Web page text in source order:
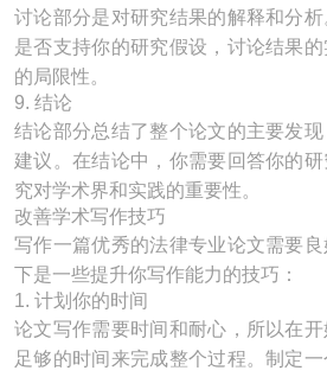
讨论部分是对研究结果的解释和分
是否支持你的研究假设，讨论结果
的局限性。
9. 结论
结论部分总结了整个论文的主要发
建议。在结论中，你需要回答你的
究对学术界和实践的重要性。
改善学术写作技巧
写作一篇优秀的法律专业论文需要
下是一些提升你写作能力的技巧：
1. 计划你的时间
论文写作需要时间和耐心，所以在
足够的时间来完成整个过程。制定